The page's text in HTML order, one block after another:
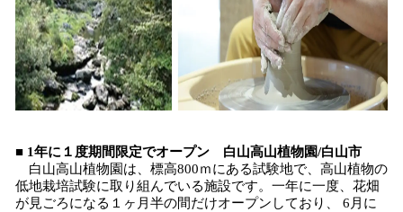
■ 1年に１度期間限定でオープン 白山高山植物園/白山市
白山高山植物園は、標高800ｍにある試験地で、高山植物の
低地栽培試験に取り組んでいる施設です。一年に一度、花畑
が見ごろになる１ヶ月半の間だけオープンしており、 6月に